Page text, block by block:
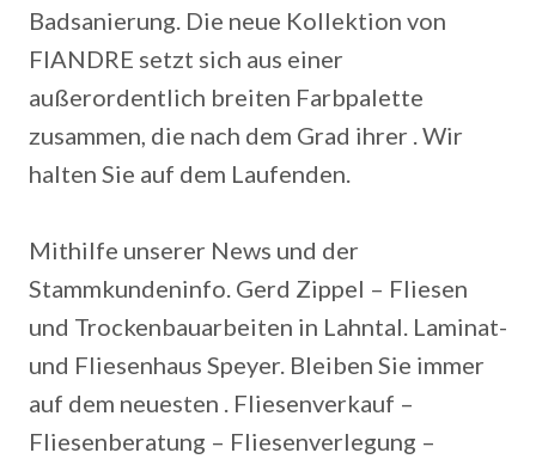
Badsanierung. Die neue Kollektion von
FIANDRE setzt sich aus einer
außerordentlich breiten Farbpalette
zusammen, die nach dem Grad ihrer . Wir
halten Sie auf dem Laufenden.
Mithilfe unserer News und der
Stammkundeninfo. Gerd Zippel – Fliesen
und Trockenbauarbeiten in Lahntal. Laminat-
und Fliesenhaus Speyer. Bleiben Sie immer
auf dem neuesten . Fliesenverkauf –
Fliesenberatung – Fliesenverlegung –